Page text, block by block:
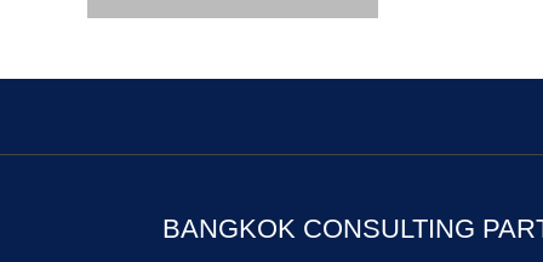
BANGKOK CONSULTING